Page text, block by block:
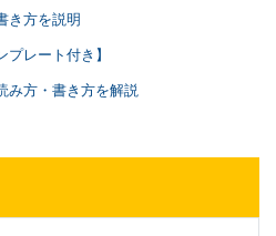
き方を説明
レート付き】
み方・書き方を解説